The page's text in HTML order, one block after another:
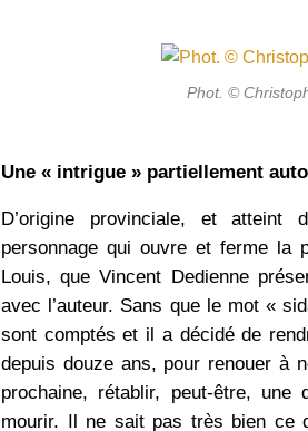
Phot. ©
Une « intrigue » partiellement
D’origine provinciale, et atteint
personnage qui ouvre et ferme la
Louis, que Vincent Dedienne
avec l’auteur. Sans que le mot «
sont comptés et il a décidé de
depuis douze ans, pour renouer à
prochaine, rétablir, peut-être,
mourir. Il ne sait pas très bien ce